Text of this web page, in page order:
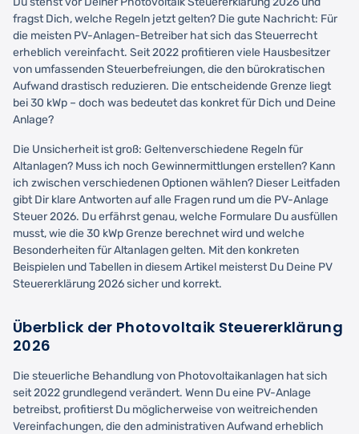
fragst Dich, welche Regeln jetzt gelten? Die gute Nachricht: Für
die meisten PV-Anlagen-Betreiber hat sich das Steuerrecht
erheblich vereinfacht. Seit 2022 profitieren viele Hausbesitzer
von umfassenden Steuerbefreiungen, die den bürokratischen
Aufwand drastisch reduzieren. Die entscheidende Grenze liegt
bei 30 kWp – doch was bedeutet das konkret für Dich und Deine
Anlage?
Die Unsicherheit ist groß: Geltenverschiedene Regeln für
Altanlagen? Muss ich noch Gewinnermittlungen erstellen? Kann
ich zwischen verschiedenen Optionen wählen? Dieser Leitfaden
gibt Dir klare Antworten auf alle Fragen rund um die PV-Anlage
Steuer 2026. Du erfährst genau, welche Formulare Du ausfüllen
musst, wie die 30 kWp Grenze berechnet wird und welche
Besonderheiten für Altanlagen gelten. Mit den konkreten
Beispielen und Tabellen in diesem Artikel meisterst Du Deine PV
Steuererklärung 2026 sicher und korrekt.
Überblick der Photovoltaik Steuererklärung
2026
Die steuerliche Behandlung von Photovoltaikanlagen hat sich
seit 2022 grundlegend verändert. Wenn Du eine PV-Anlage
betreibst, profitierst Du möglicherweise von weitreichenden
Vereinfachungen, die den administrativen Aufwand erheblich